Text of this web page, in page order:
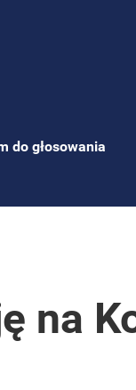
do głosowania
na